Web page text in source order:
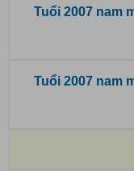
Tuổi 2007 nam
Tuổi 2007 nam